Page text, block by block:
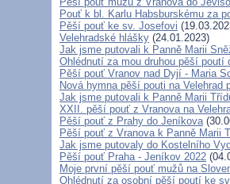
Pouť k bl. Karlu Habsburskému za
Pěší pouť ke sv. Josefovi
Velehradské hlášky (24.01.2023)
Jak jsme putovali k Panně Marii
Ohlédnutí za mou druhou pěší poutí
Pěší pouť Vranov nad Dyjí - Maria
Nová hymna pěší pouti na Velehrad
Jak jsme putovali k Panně Marii
XXII. pěší pouť z Vranova na
Pěší pouť z Prahy do Jeníkova
Pěší pouť z Vranova k Panně Marii
Jak jsme putovaly do Kostelního
Pěší pouť Praha - Jeníkov 2022
Moje první pěší pouť mužů na
Ohlédnutí za osobní pěší poutí ke